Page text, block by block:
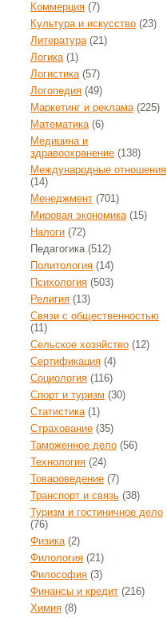
Коммерция (7)
Культура и искусство (23)
Литература(21)
Логика(1)
Логистика(57)
Логопедия (49)
Маркетинг и реклама(225)
Математика(6)
Медицина и
здравоохранение (138)
Международные отношения
(14)
Менеджмент (701)
Мировая экономика(15)
Налоги (72)
Педагогика(512)
Политология (14)
Психология (503)
Религия (13)
Связи с общественностью
(11)
Сельское хозяйство (12)
Сертификация (4)
Социология (116)
Спорт и туризм (30)
Статистика(1)
Страхование (35)
Таможенное дело (56)
Технология (24)
Товароведение (7)
Транспорт и связь (38)
Туризм и гостиничное дело
(76)
Физика(2)
Филология (21)
Философия (3)
Финансы и кредит (216)
Химия (8)